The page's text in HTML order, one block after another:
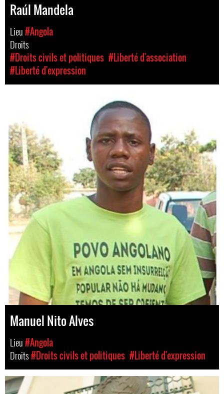
Raúl Mandela
Lieu#Angola
Droits
#Droits civils et politiques #Liberté d'association
#Liberté d'expression
Manuel Nito Alves
Lieu#Angola
Droits#Droits civils et politiques #Liberté d'expression